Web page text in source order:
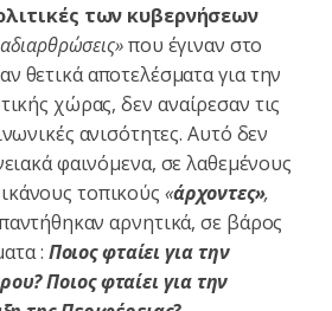
των κυβερνήσεων
που έγιναν στο
θετικά αποτελέσματα για την
χώρας, δεν αναίρεσαν τις
ανισότητες. Αυτό δεν
φαινόμενα, σε λαθεμένους
τοπικούς «άρχοντες»,
αρνητικά, σε βάρος
: Ποιος φταίει για την
Ποιος φταίει για την